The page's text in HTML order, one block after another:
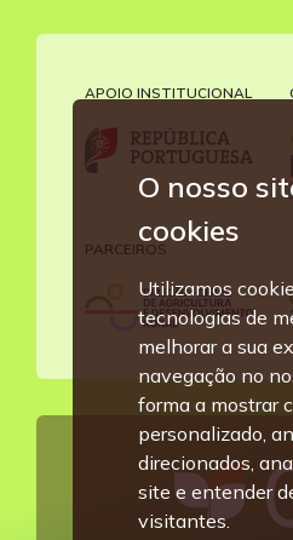
O nosso
cookies
Utilizamos
tecnologias de
melhorar a sua
navegação no
forma a mostrar
personalizado,
direcionados,
site e entender
visitantes.
APOIO INSTITUCIONAL
PARCEIROS